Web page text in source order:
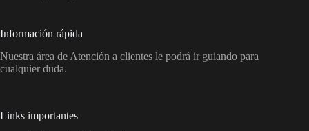
Información rápida
Nuestra área de Atención a clientes le podrá ir guiando para
cualquier duda.
Links importantes